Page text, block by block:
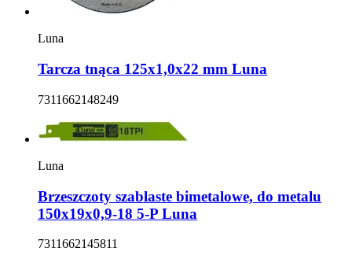
Luna
Tarcza tnąca 125x1,0x22 mm Luna
7311662148249
Luna
Brzeszczoty szablaste bimetalowe, do metalu
150x19x0,9-18 5-P Luna
7311662145811